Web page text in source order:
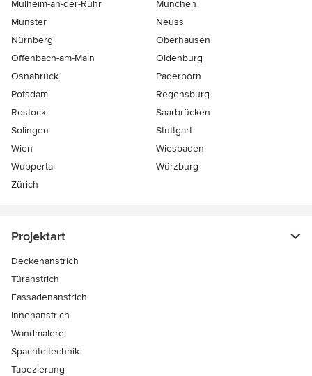
Mülheim-an-der-Ruhr
München
Münster
Neuss
Nürnberg
Oberhausen
Offenbach-am-Main
Oldenburg
Osnabrück
Paderborn
Potsdam
Regensburg
Rostock
Saarbrücken
Solingen
Stuttgart
Wien
Wiesbaden
Wuppertal
Würzburg
Zürich
Projektart
Deckenanstrich
Türanstrich
Fassadenanstrich
Innenanstrich
Wandmalerei
Spachteltechnik
Tapezierung